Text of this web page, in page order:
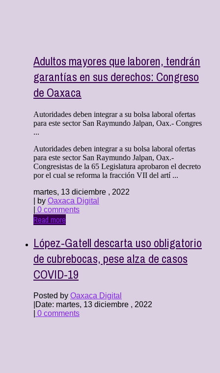
Adultos mayores que laboren, tendrán
garantías en sus derechos: Congreso
de Oaxaca
Autoridades deben integrar a su bolsa laboral ofertas
para este sector San Raymundo Jalpan, Oax.- Congres
...
Autoridades deben integrar a su bolsa laboral ofertas
para este sector San Raymundo Jalpan, Oax.-
Congresistas de la 65 Legislatura aprobaron el decreto
por el cual se reforma la fracción VII del artí ...
martes, 13 diciembre , 2022
| by Oaxaca Digital
0 comments
Read more
López-Gatell descarta uso obligatorio
de cubrebocas, pese alza de casos
COVID-19
Posted by Oaxaca Digital
Date: martes, 13 diciembre , 2022
0 comments